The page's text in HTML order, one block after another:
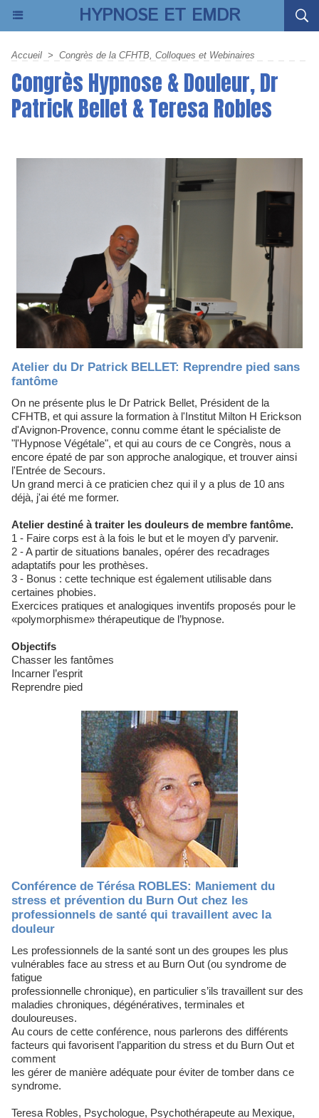
HYPNOSE ET EMDR
Accueil > Congrès de la CFHTB, Colloques et Webinaires
Congrès Hypnose & Douleur, Dr
Patrick Bellet & Teresa Robles
Atelier du Dr Patrick BELLET: Reprendre pied sans
fantôme
On ne présente plus le Dr Patrick Bellet, Président de la
CFHTB, et qui assure la formation à l'Institut Milton H Erickson
d'Avignon-Provence, connu comme étant le spécialiste de
"l'Hypnose Végétale", et qui au cours de ce Congrès, nous a
encore épaté de par son approche analogique, et trouver ainsi
l'Entrée de Secours.
Un grand merci à ce praticien chez qui il y a plus de 10 ans
déjà, j'ai été me former.
Atelier destiné à traiter les douleurs de membre fantôme.
1 - Faire corps est à la fois le but et le moyen d’y parvenir.
2 - A partir de situations banales, opérer des recadrages
adaptatifs pour les prothèses.
3 - Bonus : cette technique est également utilisable dans
certaines phobies.
Exercices pratiques et analogiques inventifs proposés pour le
«polymorphisme» thérapeutique de l’hypnose.
Objectifs
Chasser les fantômes
Incarner l’esprit
Reprendre pied
Conférence de Térésa ROBLES: Maniement du
stress et prévention du Burn Out chez les
professionnels de santé qui travaillent avec la
douleur
Les professionnels de la santé sont un des groupes les plus
vulnérables face au stress et au Burn Out (ou syndrome de
fatigue
professionnelle chronique), en particulier s’ils travaillent sur des
maladies chroniques, dégénératives, terminales et
douloureuses.
Au cours de cette conférence, nous parlerons des différents
facteurs qui favorisent l’apparition du stress et du Burn Out et
comment
les gérer de manière adéquate pour éviter de tomber dans ce
syndrome.
Teresa Robles, Psychologue, Psychothérapeute au Mexique,